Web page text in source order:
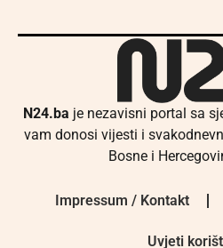
N24.ba je nezavisni portal sa
vam donosi vijesti i
Bosne i
Impressum / Kontakt
Uvjeti